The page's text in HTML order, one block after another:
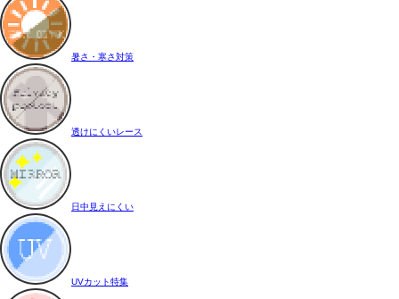
暑さ・寒さ対策
透けにくいレース
日中見えにくい
UVカット特集